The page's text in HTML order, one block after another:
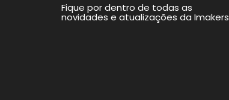
Fique por dentro de todas as
novidades e atualizações da Imakers